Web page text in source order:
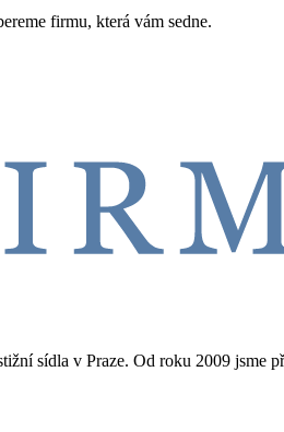
firmu, která vám sedne.
sídla v Praze. Od roku 2009 jsme